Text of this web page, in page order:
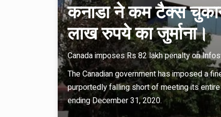
कनाडा ने कम टैक्स
लाख रुपये का जुर्माना।
Canada imposes Rs 82 lakh penalty on
The Canadian government has imposed a
purportedly falling short of meeting its
ending December 31, 2020.
Technology 06 , Dec , 2025